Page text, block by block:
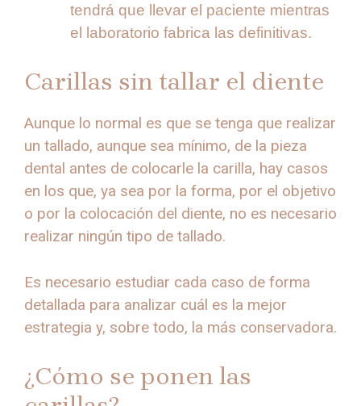
tendrá que llevar el paciente mientras
el laboratorio fabrica las definitivas.
Carillas sin tallar el diente
Aunque lo normal es que se tenga que realizar
un tallado, aunque sea mínimo, de la pieza
dental antes de colocarle la carilla, hay casos
en los que, ya sea por la forma, por el objetivo
o por la colocación del diente, no es necesario
realizar ningún tipo de tallado.
Es necesario estudiar cada caso de forma
detallada para analizar cuál es la mejor
estrategia y, sobre todo, la más conservadora.
¿Cómo se ponen las